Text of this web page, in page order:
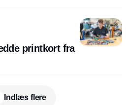
printkort fra
Indlæs flere